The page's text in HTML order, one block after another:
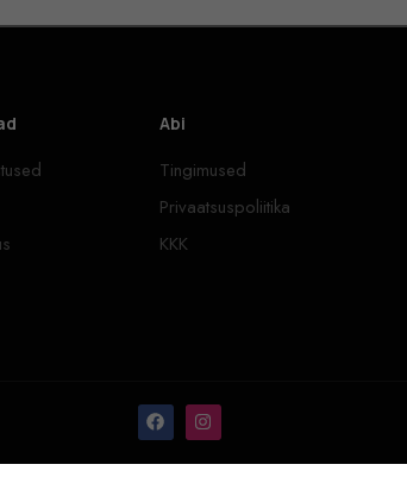
Abi
Tingimused
Privaatsuspoliitika
KKK